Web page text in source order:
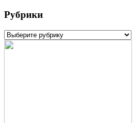
Рубрики
Рубрики